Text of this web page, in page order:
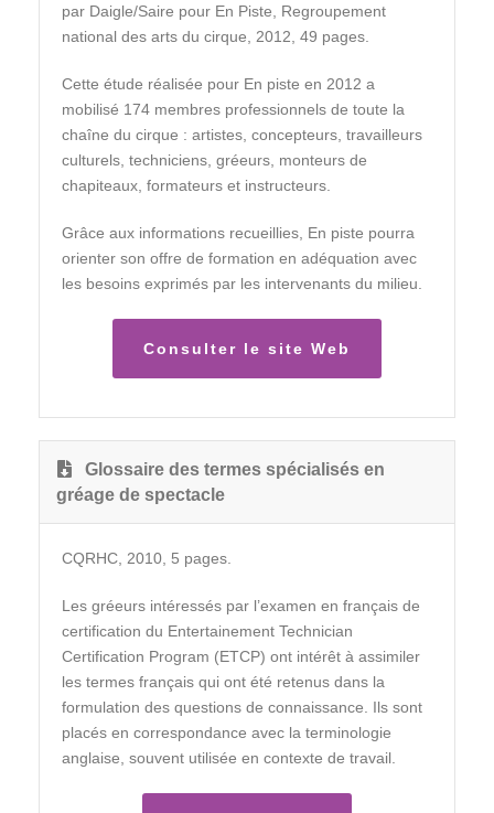
par Daigle/Saire pour En Piste, Regroupement
national des arts du cirque, 2012, 49 pages.
Cette étude réalisée pour En piste en 2012 a
mobilisé 174 membres professionnels de toute la
chaîne du cirque : artistes, concepteurs, travailleurs
culturels, techniciens, gréeurs, monteurs de
chapiteaux, formateurs et instructeurs.
Grâce aux informations recueillies, En piste pourra
orienter son offre de formation en adéquation avec
les besoins exprimés par les intervenants du milieu.
Consulter le site Web
Glossaire des termes spécialisés en
gréage de spectacle
CQRHC, 2010, 5 pages.
Les gréeurs intéressés par l’examen en français de
certification du Entertainement Technician
Certification Program (ETCP) ont intérêt à assimiler
les termes français qui ont été retenus dans la
formulation des questions de connaissance. Ils sont
placés en correspondance avec la terminologie
anglaise, souvent utilisée en contexte de travail.